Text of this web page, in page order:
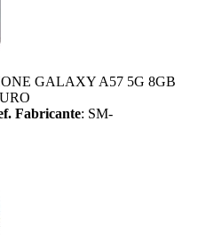
GALAXY A57 5G 8GB
Fabricante: SM-